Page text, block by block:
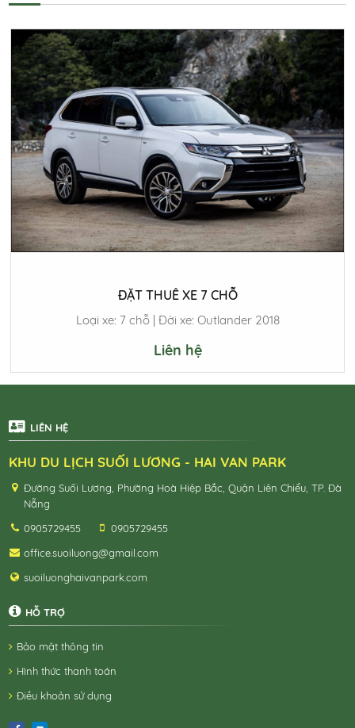
ĐẶT THUÊ XE 7 CHỖ
Loại xe: 7 chỗ | Đời xe: Outlander 2018
Liên hệ
LIÊN HỆ
KHU DU LỊCH SUỐI LƯƠNG - HAI VAN PARK
Đường Suối Lương, Phường Hoà Hiệp Bắc, Quận Liên Chiểu, TP. Đà
Nẵng
0905729455
0905729455
office.suoiluong@gmail.com
suoiluonghaivanpark.com
HỖ TRỢ
Bảo mật thông tin
Hình thức thanh toán
Điều khoản sử dụng